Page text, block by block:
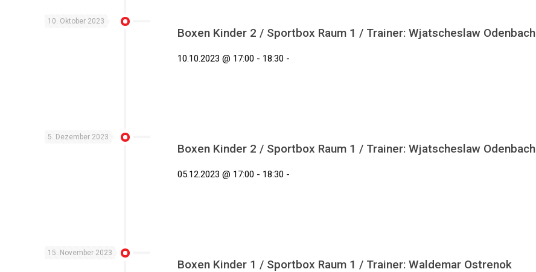
10. Oktober 2023
Boxen Kinder 2 / Sportbox Raum 1 / Trainer: Wjatscheslaw Odenbach
10.10.2023 @ 17:00 - 18:30 -
5. Dezember 2023
Boxen Kinder 2 / Sportbox Raum 1 / Trainer: Wjatscheslaw Odenbach
05.12.2023 @ 17:00 - 18:30 -
15. November 2023
Boxen Kinder 1 / Sportbox Raum 1 / Trainer: Waldemar Ostrenok